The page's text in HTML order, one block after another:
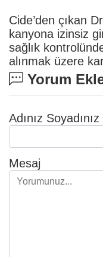
Cide’den çıkan
kanyona izinsiz
sağlık
alınmak üzere
Yorum
Adınız Soyadınız
Mesaj